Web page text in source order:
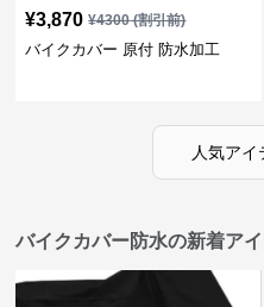
¥3,870 ¥4300(割引前)
バイクカバー 原付 防水加工
人気ア
バイクカバー防水の新着ア